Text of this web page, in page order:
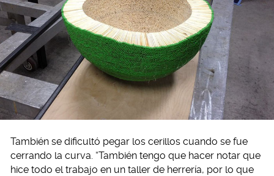
También se dificultó pegar los cerillos cuando se fue
cerrando la curva. “También tengo que hacer notar que
hice todo el trabajo en un taller de herrería, por lo que